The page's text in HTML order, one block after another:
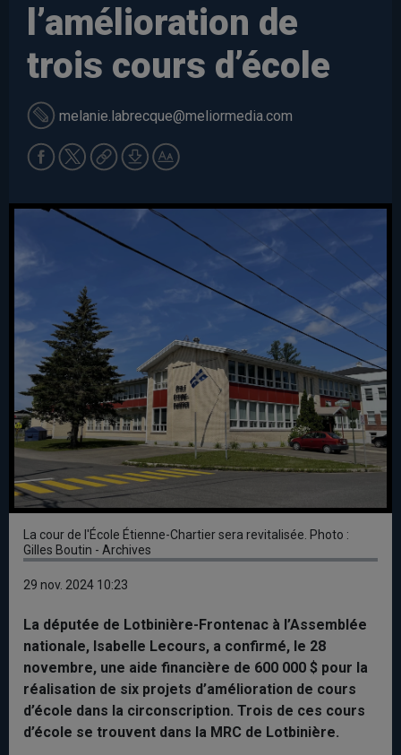
l’amélioration de
trois cours d’école
melanie.labrecque@meliormedia.com
La cour de l'École Étienne-Chartier sera revitalisée. Photo :
Gilles Boutin - Archives
29 nov. 2024 10:23
La députée de Lotbinière-Frontenac à l’Assemblée
nationale, Isabelle Lecours, a confirmé, le 28
novembre, une aide financière de 600 000 $ pour la
réalisation de six projets d’amélioration de cours
d’école dans la circonscription. Trois de ces cours
d’école se trouvent dans la MRC de Lotbinière.